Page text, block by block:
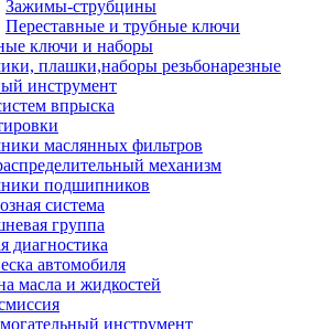
Зажимы-струбцины
Переставные и трубные ключи
ключи и наборы
плашки,наборы резьбонарезные
инструмент
впрыска
маслянных фильтров
механизм
подшипников
система
группа
диагностика
автомобиля
масла и жидкостей
инструмент